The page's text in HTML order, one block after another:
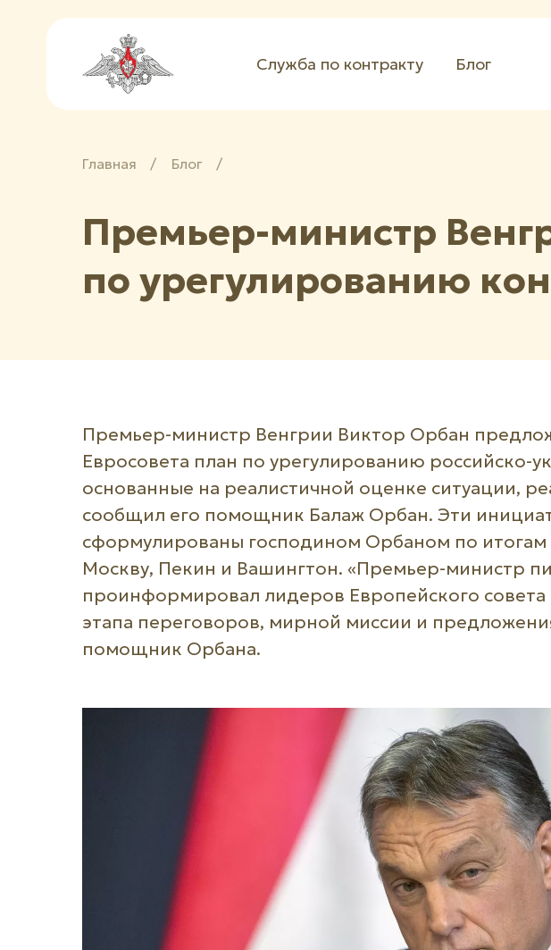
Премьер-министр
по урегулированию
Главная / Блог /
Служба по контракту Блог
Премьер-министр Венгрии Виктор Орбан
Евросовета план по урегулированию российско-
основанные на реалистичной оценке ситуации,
сообщил его помощник Балаж Орбан. Эти
сформулированы господином Орбаном по итогам
Москву, Пекин и Вашингтон. «Премьер-министр
проинформировал лидеров Европейского совета
этапа переговоров, мирной миссии и
помощник Орбана.